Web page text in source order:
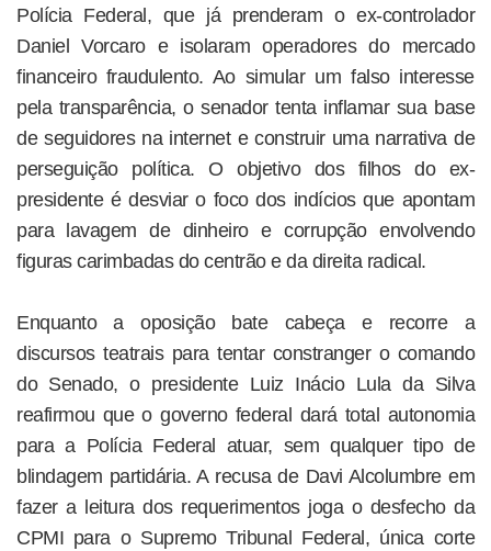
Polícia Federal, que já prenderam o ex-controlador
Daniel Vorcaro e isolaram operadores do mercado
financeiro fraudulento. Ao simular um falso interesse
pela transparência, o senador tenta inflamar sua base
de seguidores na internet e construir uma narrativa de
perseguição política. O objetivo dos filhos do ex-
presidente é desviar o foco dos indícios que apontam
para lavagem de dinheiro e corrupção envolvendo
figuras carimbadas do centrão e da direita radical.
Enquanto a oposição bate cabeça e recorre a
discursos teatrais para tentar constranger o comando
do Senado, o presidente Luiz Inácio Lula da Silva
reafirmou que o governo federal dará total autonomia
para a Polícia Federal atuar, sem qualquer tipo de
blindagem partidária. A recusa de Davi Alcolumbre em
fazer a leitura dos requerimentos joga o desfecho da
CPMI para o Supremo Tribunal Federal, única corte